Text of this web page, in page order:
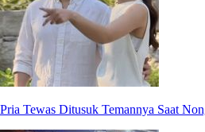
Pria Tewas Ditusuk Temannya Saat